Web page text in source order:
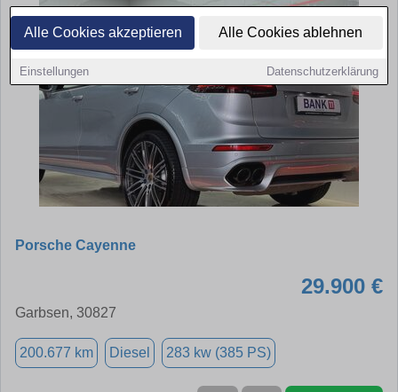
Alle Cookies akzeptieren Alle Cookies ablehnen
Einstellungen Datenschutzerklärung
Porsche Cayenne
29.900 €
Garbsen, 30827
200.677 km Diesel 283 kw (385 PS)